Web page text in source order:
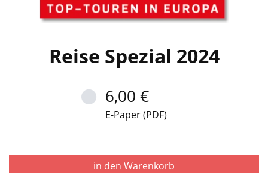
Reise Spezial 2024
6,00 €
E-Paper (PDF)
in den Warenkorb